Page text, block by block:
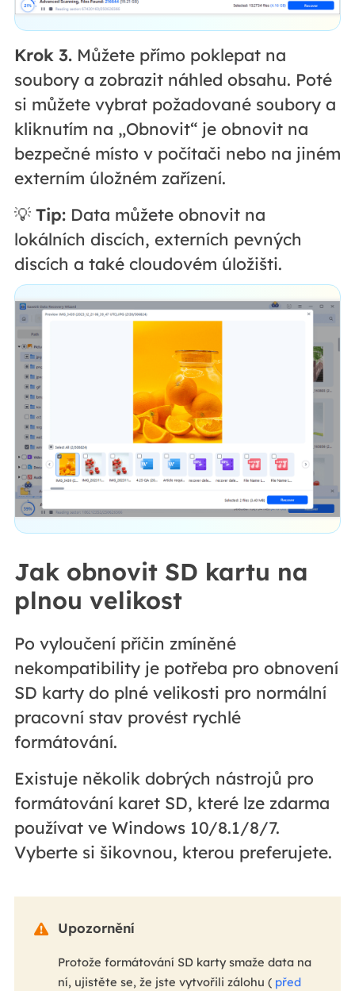
Krok 3.Můžete přímo poklepat na
soubory a zobrazit náhled obsahu. Poté
si můžete vybrat požadované soubory a
kliknutím na „Obnovit“ je obnovit na
bezpečné místo v počítači nebo na jiném
externím úložném zařízení.
💡 Tip:Data můžete obnovit na
lokálních discích, externích pevných
discích a také cloudovém úložišti.
Jak obnovit SD kartu na
plnou velikost
Po vyloučení příčin zmíněné
nekompatibility je potřeba pro obnovení
SD karty do plné velikosti pro normální
pracovní stav provést rychlé
formátování.
Existuje několik dobrých nástrojů pro
formátování karet SD, které lze zdarma
používat ve Windows 10/8.1/8/7.
Vyberte si šikovnou, kterou preferujete.
 Upozornění
Protože formátování SD karty smaže data na
ní, ujistěte se, že jste vytvořili zálohu ( před